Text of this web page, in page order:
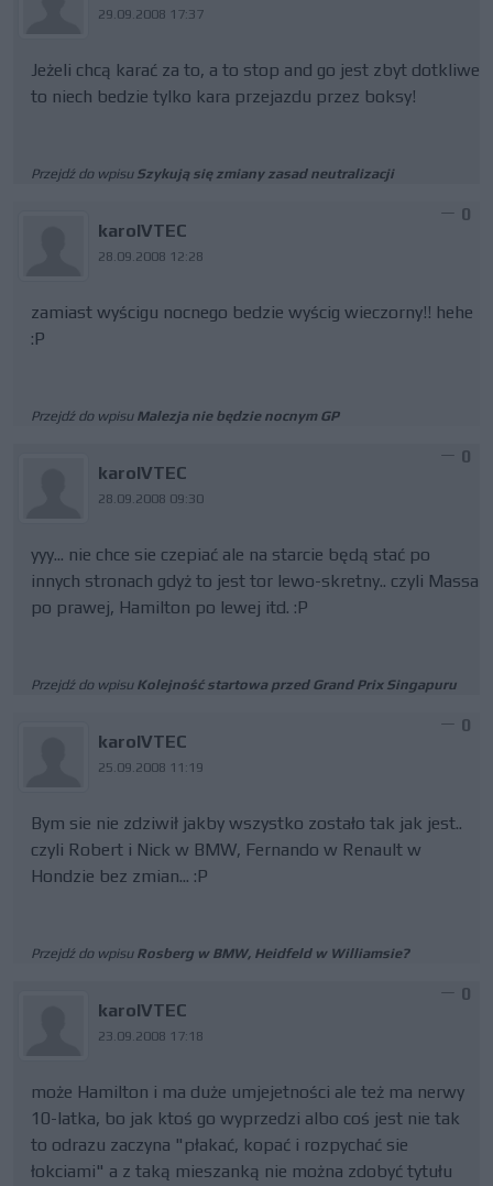
29.09.2008 17:37
Jeżeli chcą karać za to, a to stop and go jest zbyt dotkliwe
to niech bedzie tylko kara przejazdu przez boksy!
Przejdź do wpisu Szykują się zmiany zasad neutralizacji
karolVTEC
28.09.2008 12:28
0
zamiast wyścigu nocnego bedzie wyścig wieczorny!! hehe
:P
Przejdź do wpisu Malezja nie będzie nocnym GP
karolVTEC
28.09.2008 09:30
0
yyy... nie chce sie czepiać ale na starcie będą stać po
innych stronach gdyż to jest tor lewo-skretny.. czyli Massa
po prawej, Hamilton po lewej itd. :P
Przejdź do wpisu Kolejność startowa przed Grand Prix Singapuru
karolVTEC
25.09.2008 11:19
0
Bym sie nie zdziwił jakby wszystko zostało tak jak jest..
czyli Robert i Nick w BMW, Fernando w Renault w
Hondzie bez zmian... :P
Przejdź do wpisu Rosberg w BMW, Heidfeld w Williamsie?
karolVTEC
23.09.2008 17:18
0
może Hamilton i ma duże umjejetności ale też ma nerwy
10-latka, bo jak ktoś go wyprzedzi albo coś jest nie tak
to odrazu zaczyna "płakać, kopać i rozpychać sie
łokciami" a z taką mieszanką nie można zdobyć tytułu